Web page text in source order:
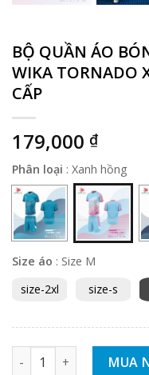
BỘ QUẦN ÁO
WIKA TORNADO
CẤP
179,000 ₫
Phân loại : Xanh hồng
Size áo : Size M
size-2xl
size-s
BỘ QUẦN ÁO BÓNG
MUA